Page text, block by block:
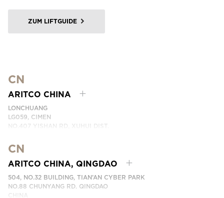
ZUM LIFTGUIDE
CN
ARITCO CHINA
LONCHUANG
LG059, CIMEN
NO.407 YISHAN RD, XUHUI DIST.
TELEFONNUMMER: +86 400 6233 121
EMAIL:INFO.CHINA@ARITCO.COM
KONTAKTIEREN SIE UNS
CN
ARITCO CHINA, QINGDAO
504, NO.32 BUILDING, TIAN’AN CYBER PARK
NO.88 CHUNYANG RD. QINGDAO
CHINA